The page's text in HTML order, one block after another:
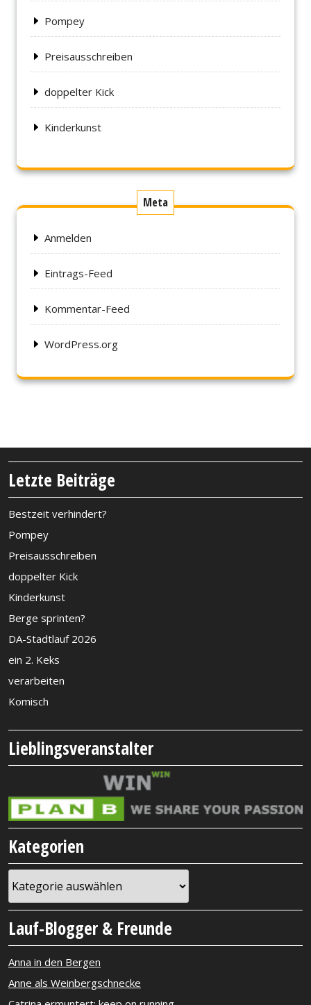
Pompey
Preisausschreiben
doppelter Kick
Kinderkunst
Meta
Anmelden
Eintrags-Feed
Kommentar-Feed
WordPress.org
Letzte Beiträge
Bestzeit verhindert?
Pompey
Preisausschreiben
doppelter Kick
Kinderkunst
Berge sprinten?
DA-Stadtlauf 2026
ein 2. Keks
verarbeiten
Komisch
Lieblingsveranstalter
Kategorien
Lauf-Blogger & Freunde
Anna in den Bergen
Anne als Weinbergschnecke